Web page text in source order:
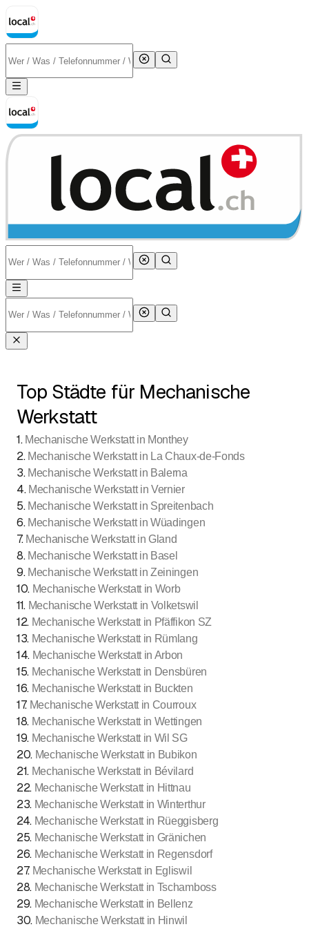
Top Städte für Mechanische
Werkstatt
1. Mechanische Werkstatt in Monthey
2. Mechanische Werkstatt in La Chaux-de-Fonds
3. Mechanische Werkstatt in Balerna
4. Mechanische Werkstatt in Vernier
5. Mechanische Werkstatt in Spreitenbach
6. Mechanische Werkstatt in Wüadingen
7. Mechanische Werkstatt in Gland
8. Mechanische Werkstatt in Basel
9. Mechanische Werkstatt in Zeiningen
10. Mechanische Werkstatt in Worb
11. Mechanische Werkstatt in Volketswil
12. Mechanische Werkstatt in Pfäffikon SZ
13. Mechanische Werkstatt in Rümlang
14. Mechanische Werkstatt in Arbon
15. Mechanische Werkstatt in Densbüren
16. Mechanische Werkstatt in Buckten
17. Mechanische Werkstatt in Courroux
18. Mechanische Werkstatt in Wettingen
19. Mechanische Werkstatt in Wil SG
20. Mechanische Werkstatt in Bubikon
21. Mechanische Werkstatt in Bévilard
22. Mechanische Werkstatt in Hittnau
23. Mechanische Werkstatt in Winterthur
24. Mechanische Werkstatt in Rüeggisberg
25. Mechanische Werkstatt in Gränichen
26. Mechanische Werkstatt in Regensdorf
27. Mechanische Werkstatt in Egliswil
28. Mechanische Werkstatt in Tschamboss
29. Mechanische Werkstatt in Bellenz
30. Mechanische Werkstatt in Hinwil